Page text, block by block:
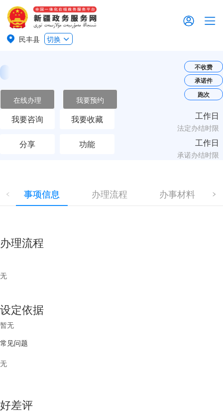
民丰县 切换
在线办理 我要预约
我要咨询 我要收藏
分享 功能
不收费
承诺件
跑次
工作日
法定办结时限
工作日
承诺办结时限
事项信息 办理流程 办事材料
办理流程
无
设定依据
暂无
常见问题
无
好差评